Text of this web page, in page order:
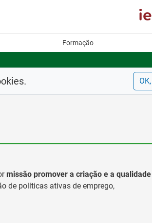
Formação
missão promover a criação e a
de políticas ativas de emprego,